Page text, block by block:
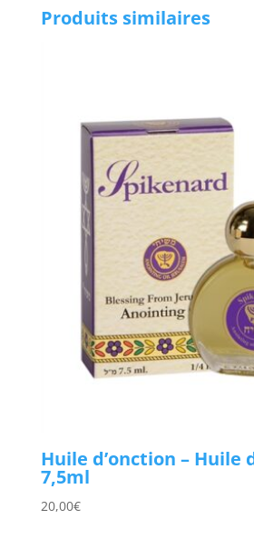
Produits similaires
Huile d’onction – Huile
7,5ml
20,00€